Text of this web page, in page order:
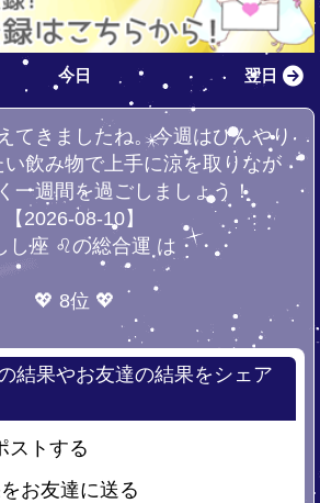
今日 翌日
てきましたね。今週はひんやり
飲み物で上手に涼を取りなが
一週間を過ごしましょう！
【2026-08-10】
し座 ♌の総合運 は・・・
💖 8位 💖
結果やお友達の結果をシェア
ストする
お友達に送る